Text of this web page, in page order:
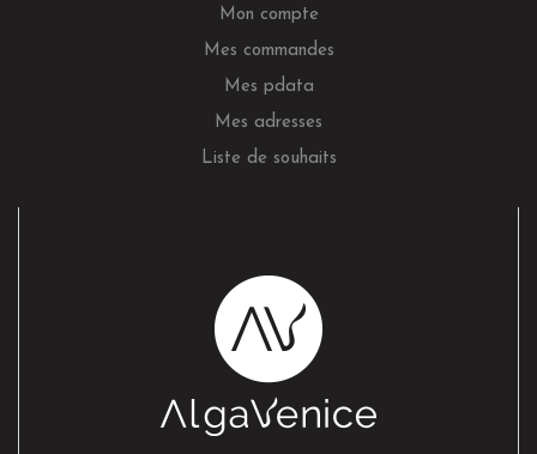
Mon compte
Mes commandes
Mes pdata
Mes adresses
Liste de souhaits